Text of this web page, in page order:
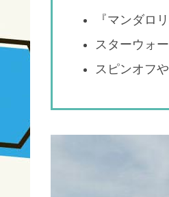
『マンダロ
スターウォ
スピンオフ